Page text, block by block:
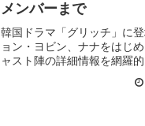
メンバーまで
韓国ドラマ「グリッチ」に
ョン・ヨビン、ナナをはじ
ャスト陣の詳細情報を網羅
UFOコミュニティから謎の
すべての登場人物の正体は？